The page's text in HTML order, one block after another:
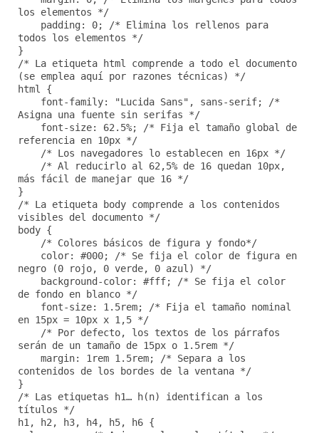
los elementos */
padding: 0; /* Elimina los rellenos para
todos los elementos */
}
/* La etiqueta html comprende a todo el documento
(se emplea aquí por razones técnicas) */
html {
font-family: "Lucida Sans", sans-serif; /*
Asigna una fuente sin serifas */
font-size: 62.5%; /* Fija el tamaño global de
referencia en 10px */
/* Los navegadores lo establecen en 16px */
/* Al reducirlo al 62,5% de 16 quedan 10px,
más fácil de manejar que 16 */
}
/* La etiqueta body comprende a los contenidos
visibles del documento */
body {
/* Colores básicos de figura y fondo*/
color: #000; /* Se fija el color de figura en
negro (0 rojo, 0 verde, 0 azul) */
background-color: #fff; /* Se fija el color
de fondo en blanco */
font-size: 1.5rem; /* Fija el tamaño nominal
en 15px = 10px x 1,5 */
/* Por defecto, los textos de los párrafos
serán de un tamaño de 15px o 1.5rem */
margin: 1rem 1.5rem; /* Separa a los
contenidos de los bordes de la ventana */
}
/* Las etiquetas h1… h(n) identifican a los
títulos */
h1, h2, h3, h4, h5, h6 {